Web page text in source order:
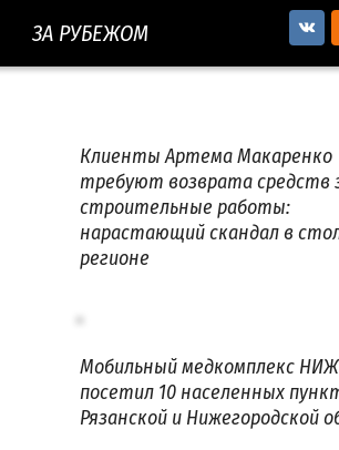
ЗА РУБЕЖОМ
Клиенты Артема Макаренко
требуют возврата средств
строительные работы:
нарастающий скандал в
регионе
Мобильный медкомплекс
посетил 10 населенных
Рязанской и Нижегородской